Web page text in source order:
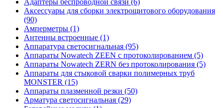
Аксессуары для сборки электрощитового оборудования
(90)
Амперметры (1)
Антенны встроенные (1)
Аппаратура светосигнальная (95)
Аппараты Nowatech ZEEN c протоколированием (5)
Аппараты Nowatech ZERN без протоколирования (5)
Аппараты для стыковой сварки полимерных труб
MONSTER (15)
Аппараты плазменной резки (50)
Арматура светосигнальная (29)